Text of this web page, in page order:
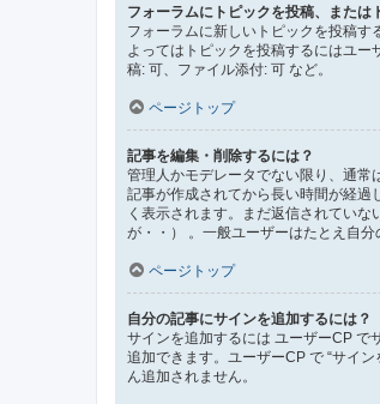
フォーラムにトピックを投稿、または
フォーラムに新しいトピックを投稿す
よってはトピックを投稿するにはユ
稿: 可、ファイル添付: 可 など。
ページトップ
記事を編集・削除するには？
管理人かモデレータでない限り、通常
記事が作成されてから長い時間が経過
く表示されます。まだ返信されてい
が・・） 。一般ユーザーはたとえ自
ページトップ
自分の記事にサインを追加するには？
サインを追加するには ユーザーCP で
追加できます。ユーザーCP で “サイ
ん追加されません。